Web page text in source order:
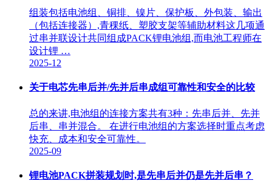
组装包括电池组、铜排、镍片、保护板、外包装、输出
（包括连接器）,青稞纸、塑胶支架等辅助材料这几项通
过串并联设计共同组成PACK锂电池组,而电池工程师在
设计锂 …
2025-12
关于电芯先串后并/先并后串成组可靠性和安全的比较
总的来讲,电池组的连接方案共有3种：先串后并、先并
后串、串并混合。 在进行电池组的方案选择时重点考虑
快充、成本和安全可靠性。
2025-09
锂电池PACK拼装规划时,是先串后并仍是先并后串？